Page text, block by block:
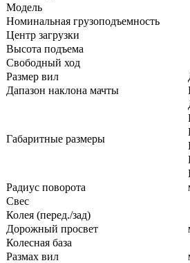
Модель
Номинальная грузоподъемность
Центр загрузки
Высота подъема
Свободный ход
Размер вил
Дапазон наклона мачты
Габаритные размеры
Радиус поворота
Свес
Колея (перед./зад)
Дорожный просвет
Колесная база
Размах вил